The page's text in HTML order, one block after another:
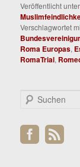
Veröffentlicht unter
Verschlagwortet
Roma Europas,
RomaTrial,
h
e